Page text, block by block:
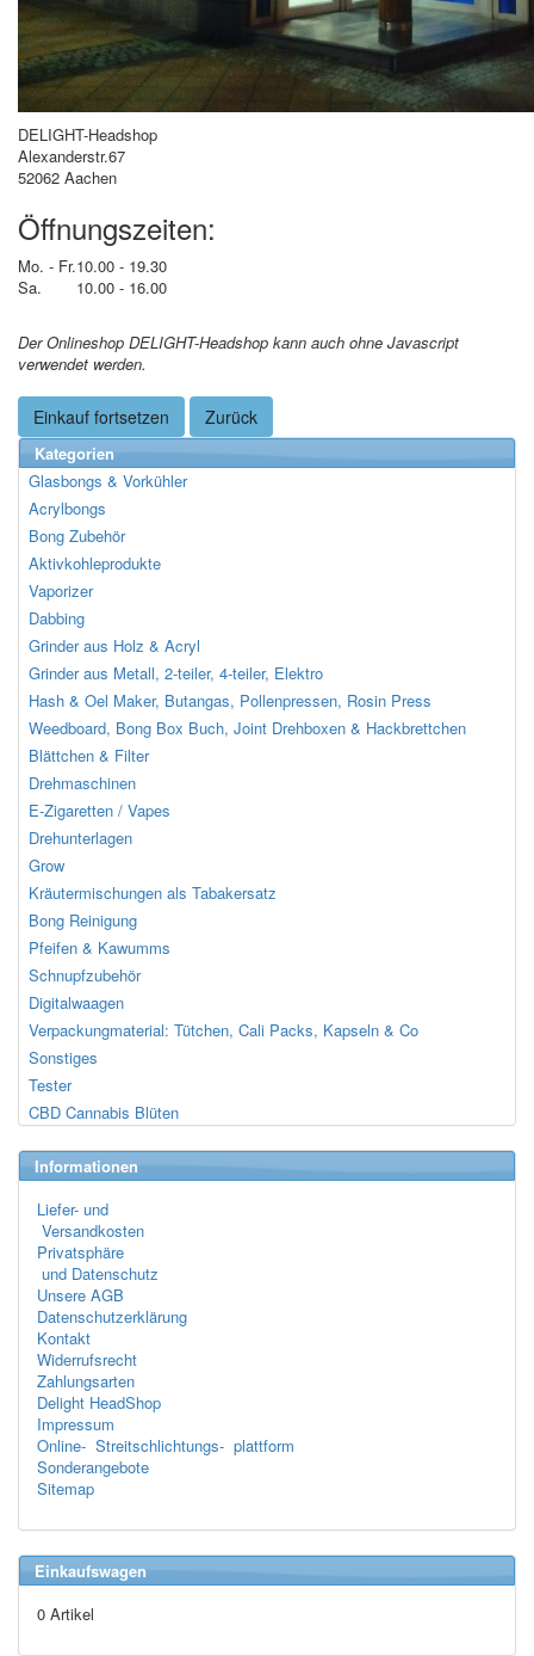
DELIGHT-Headshop
Alexanderstr.67
52062 Aachen
Öffnungszeiten:
Mo. - Fr.10.00 - 19.30
Sa.
10.00 - 16.00
Der Onlineshop DELIGHT-Headshop kann auch ohne Javascript
verwendet werden.
Einkauf fortsetzen Zurück
Kategorien
Glasbongs & Vorkühler
Acrylbongs
Bong Zubehör
Aktivkohleprodukte
Vaporizer
Dabbing
Grinder aus Holz & Acryl
Grinder aus Metall, 2-teiler, 4-teiler, Elektro
Hash & Oel Maker, Butangas, Pollenpressen, Rosin Press
Weedboard, Bong Box Buch, Joint Drehboxen & Hackbrettchen
Blättchen & Filter
Drehmaschinen
E-Zigaretten / Vapes
Drehunterlagen
Grow
Kräutermischungen als Tabakersatz
Bong Reinigung
Pfeifen & Kawumms
Schnupfzubehör
Digitalwaagen
Verpackungmaterial: Tütchen, Cali Packs, Kapseln & Co
Sonstiges
Tester
CBD Cannabis Blüten
Informationen
Liefer- und
Versandkosten
Privatsphäre
und Datenschutz
Unsere AGB
Datenschutzerklärung
Kontakt
Widerrufsrecht
Zahlungsarten
Delight HeadShop
Impressum
Online- Streitschlichtungs- plattform
Sonderangebote
Sitemap
Einkaufswagen
0 Artikel